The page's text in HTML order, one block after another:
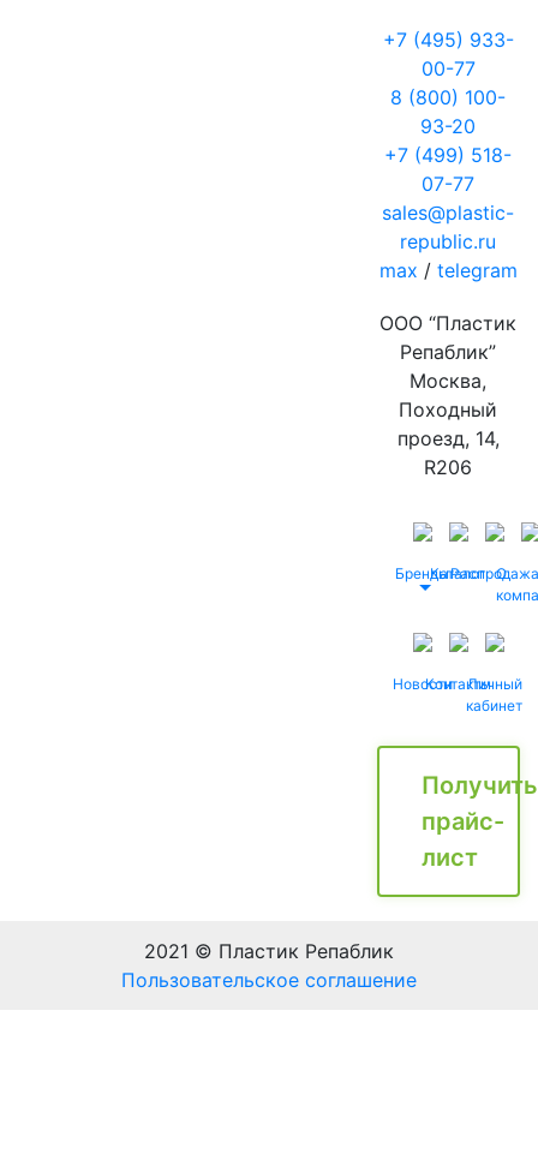
+7 (495) 933-
00-77
8 (800) 100-
93-20
+7 (499) 518-
07-77
sales@plastic-
republic.ru
max / telegram
ООО “Пластик
Репаблик”
Москва,
Походный
проезд, 14,
R206
БрендыКаталог
Распродажа
О
НовостиКонтактыЛичный
кабинет
Получить
прайс-
лист
2021 © Пластик Репаблик
Пользовательское соглашение